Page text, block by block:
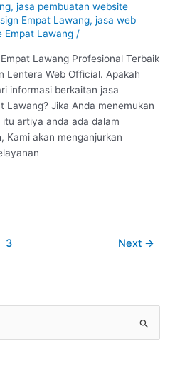
,jasa pembuatan website
Empat Lawang,jasa web
Empat Lawang /
Lawang Profesional Terbaik
Lentera Web Official. Apakah
informasi berkaitan jasa
Lawang? Jika Anda menemukan
artiya anda ada dalam
Kami akan menganjurkan
3 Next →